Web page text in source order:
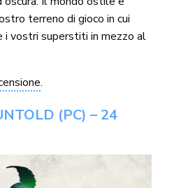
terreno di gioco in cui
i vostri superstiti in mezzo al
.
(PC) – 24